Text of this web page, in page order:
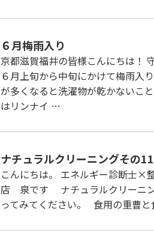
６月梅雨入り
京都滋賀福井の皆様こんにちは
６月上旬から中旬にかけて梅雨入
が多くなると洗濯物が乾かないこ
はリンナイ …
ナチュラルクリーニングその
こんにちは。 エネルギー診断士×
店 泉です ナチュラルクリーニ
ってみてください。 食用の重曹